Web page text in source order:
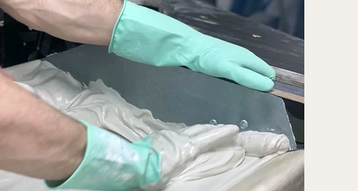
подгонки:тыльная сторона
элемента идеально выравнивается,
а сам гипс легко поддается
деликатной подрезке при подгонке
сложных стыков;
Широкий спектр финишной
отделки: плотная шелковистая
поверхность идеальна для
точечного патинирования,